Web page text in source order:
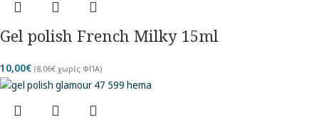
Gel polish French Milky 15ml
10,00€ (8,06€ χωρίς ΦΠΑ)